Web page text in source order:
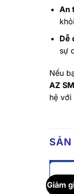
An
Dễ
sự
Nếu
AZ
hệ với
Giảm